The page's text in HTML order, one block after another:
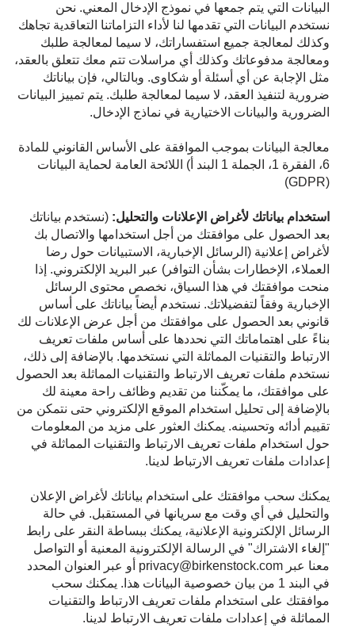
البيانات التي يتم جمعها في نموذج الإدخال المعني. نحن
نستخدم البيانات التي تقدمها لنا لأداء التزاماتنا التعاقدية تجاهك
وكذلك لمعالجة جميع استفساراتك، لا سيما لمعالجة طلبك
ومعالجة مدفوعاتك وكذلك أي مراسلات تتم معك تتعلق بالعقد،
مثل الإجابة عن أي أسئلة أو شكاوى. وبالتالي، فإن بياناتك
ضرورية لتنفيذ العقد، لا سيما لمعالجة طلبك. يتم تمييز البيانات
الضرورية والبيانات الاختيارية في نماذج الإدخال.
معالجة البيانات بموجب الموافقة على الأساس القانوني للمادة
6، الفقرة 1، الجملة 1 البند أ) اللائحة العامة لحماية البيانات
(GDPR)
استخدام بياناتك لأغراض الإعلانات والتحليل: (نستخدم بياناتك
بعد الحصول على موافقتك من أجل استخدامها والاتصال بك
لأغراض إعلانية (الرسائل الإخبارية، الاستبيانات حول رضا
العملاء، الإخطارات بشأن التوافر) عبر البريد الإلكتروني. إذا
منحت موافقتك في هذا السياق، نخصص محتوى الرسائل
الإخبارية وفقاً لتفضيلاتك. نستخدم أيضاً بياناتك على أساس
قانوني بعد الحصول على موافقتك من أجل عرض الإعلانات لك
بناءً على اهتماماتك التي نحددها على أساس ملفات تعريف
الارتباط والتقنيات المماثلة التي نستخدمها. بالإضافة إلى ذلك،
نستخدم ملفات تعريف الارتباط والتقنيات المماثلة بعد الحصول
على موافقتك، ما يمكّننا من تقديم وظائف راحة معينة لك
بالإضافة إلى تحليل استخدام الموقع الإلكتروني حتى نتمكن من
تقييم أدائه وتحسينه. يمكنك العثور على مزيد من المعلومات
حول استخدام ملفات تعريف الارتباط والتقنيات المماثلة في
إعدادات ملفات تعريف الارتباط لدينا.
يمكنك سحب موافقتك على استخدام بياناتك لأغراض الإعلان
والتحليل في أي وقت مع سريانها في المستقبل. في حالة
الرسائل الإلكترونية الإعلانية، يمكنك ببساطة النقر على رابط
"إلغاء الاشتراك" في الرسالة الإلكترونية المعنية أو التواصل
معنا عبر privacy@birkenstock.com أو عبر العنوان المحدد
في البند 1 من بيان خصوصية البيانات هذا. يمكنك سحب
موافقتك على استخدام ملفات تعريف الارتباط والتقنيات
المماثلة في إعدادات ملفات تعريف الارتباط لدينا.